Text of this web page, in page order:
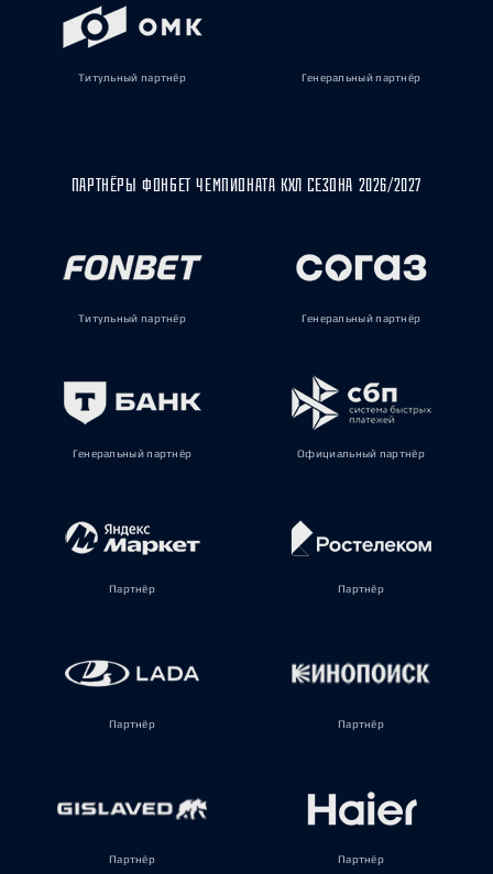
Титульный партнёр Генеральный партнёр
ПАРТНЁРЫ ФОНБЕТ ЧЕМПИОНАТА КХЛ СЕЗОНА 2026/2027
Титульный партнёр Генеральный партнёр
Генеральный партнёр Официальный партнёр
Партнёр Партнёр
Партнёр Партнёр
Партнёр Партнёр